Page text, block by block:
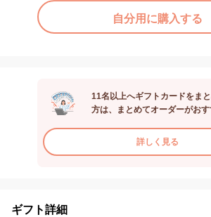
自分用に購入する
11名以上へギフトカードをま
方は、まとめてオーダーがおす
詳しく見る
ギフト詳細